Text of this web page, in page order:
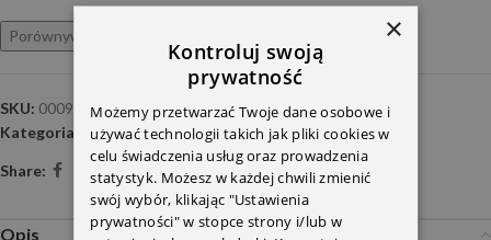
Porównywarka
SKU: 0009989001
Kategoria:
Czyszczenie szyb i reflektorów
Share:
Opis
×
Kontroluj swoją
prywatność
Możemy przetwarzać Twoje dane osobowe i
używać technologii takich jak pliki cookies w
celu świadczenia usług oraz prowadzenia
statystyk. Możesz w każdej chwili zmienić
swój wybór, klikając "Ustawienia
prywatności" w stopce strony i/lub w